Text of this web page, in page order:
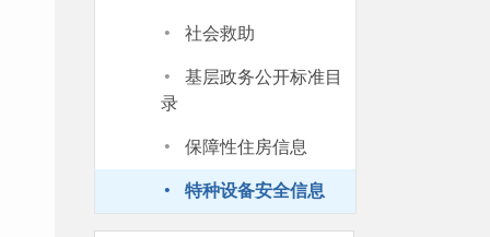
· 社会救助
·
基层政务公开标准目
录
· 保障性住房信息
· 特种设备安全信息